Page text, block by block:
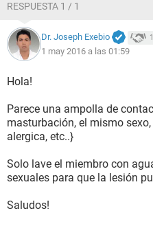
RESPUESTA 1 / 1
Dr. Joseph Exebio
1 may 2016 a las 01:59
Hola!
Parece una ampolla de
masturbación, el mismo
alergica, etc..}
Solo lave el miembro con
sexuales para que la lesión
Saludos!